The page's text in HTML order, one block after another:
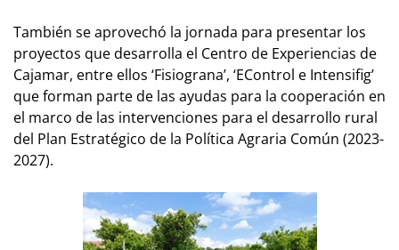
También se aprovechó la jornada para presentar los
proyectos que desarrolla el Centro de Experiencias de
Cajamar, entre ellos ‘Fisiograna’, ‘EControl e Intensifig’
que forman parte de las ayudas para la cooperación en
el marco de las intervenciones para el desarrollo rural
del Plan Estratégico de la Política Agraria Común (2023-
2027).